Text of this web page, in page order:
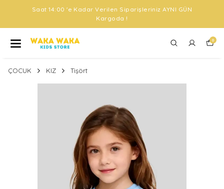
Saat 14:00 'e Kadar Verilen Siparişleriniz AYNI GÜN
Kargoda !
0
ÇOCUK KIZ Tişört